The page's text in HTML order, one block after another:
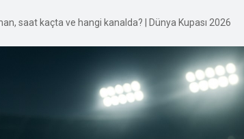
saat kaçta ve hangi kanalda? | Dünya Kupası 2026